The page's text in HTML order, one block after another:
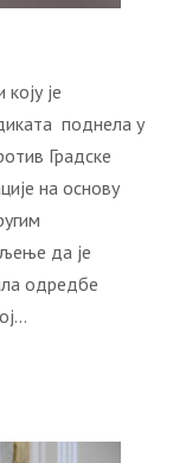
је
поднела у
Градске
на основу
да је
одредбе